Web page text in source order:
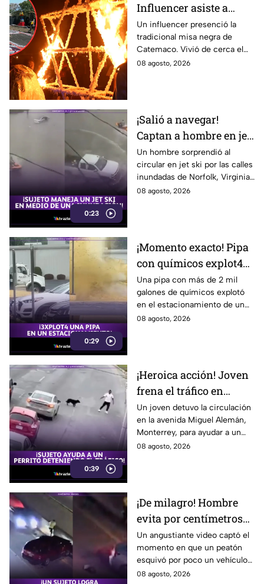
Influencer asiste a
misa n3gra en
Catemaco: Así vivió el
ritual con fuego y
brujos
Un influencer presenció la
tradicional misa negra de
Catemaco. Vivió de cerca el
ritual nocturno con fuego,
08 agosto, 2026
0:23
¡Salió a navegar!
Captan a hombre en jet
ski por calles
inundadas de Virginia
Un hombre sorprendió al
circular en jet ski por las calles
inundadas de Norfolk, Virginia,
tras una fuerte tormenta. El
08 agosto, 2026
0:29
¡Momento exacto! Pipa
con químicos explot4
en el estacionamiento
de un restaurante
Una pipa con más de 2 mil
galones de químicos explotó
en el estacionamiento de un
restaurante en Carolina del
08 agosto, 2026
0:39
¡Heroica acción! Joven
frena el tráfico en
Monterrey para salvar
a un perrito
Un joven detuvo la circulación
en la avenida Miguel Alemán,
Monterrey, para ayudar a un
perrito a cruzar la calle. El
08 agosto, 2026
¡De milagro! Hombre
evita por centímetros
ser arroll4do tras
choque en autopista
Un angustiante video captó el
momento en que un peatón
esquivó por poco un vehículo
descontrolado en una
08 agosto, 2026